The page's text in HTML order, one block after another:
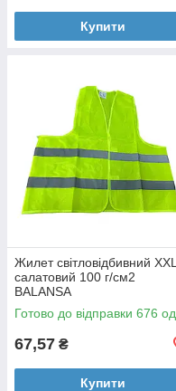
Купити
Жилет світловідбивний XXL
салатовий 100 г/см2
BALANSA
Готово до відправки 676 од.
67,57 ₴
Купити